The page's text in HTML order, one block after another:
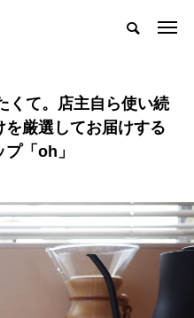
くて。店主自ら使い続
厳選してお届けする
「oh」